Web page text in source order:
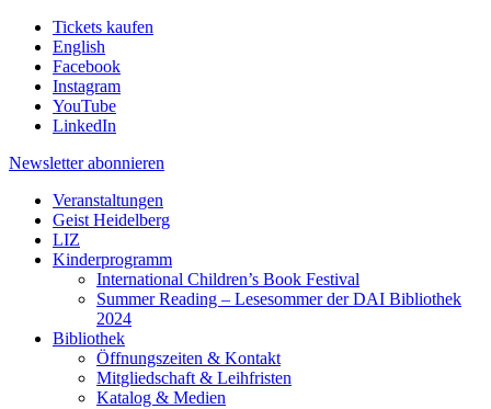
Tickets kaufen
English
Facebook
Instagram
YouTube
LinkedIn
Newsletter abonnieren
Veranstaltungen
Geist Heidelberg
LIZ
Kinderprogramm
International Children’s Book Festival
Summer Reading – Lesesommer der DAI Bibliothek
2024
Bibliothek
Öffnungszeiten & Kontakt
Mitgliedschaft & Leihfristen
Katalog & Medien